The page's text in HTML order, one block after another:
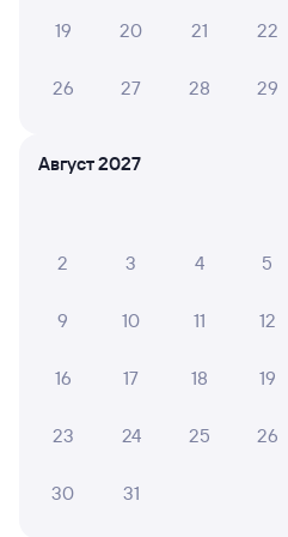
19 20 21 22
26 27 28 29
Август 2027
2 3 4 5
9 10 11 12
16 17 18 19
23 24 25 26
30 31